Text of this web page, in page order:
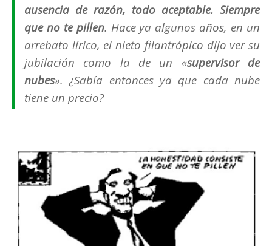
ausencia de razón, todo aceptable. Siempre
que no te pillen. Hace ya algunos años, en un
arrebato lírico, el nieto filantrópico dijo ver su
jubilación como la de un «supervisor de
nubes». ¿Sabía entonces ya que cada nube
tiene un precio?